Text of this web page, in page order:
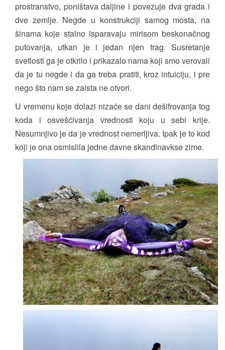
prostranstvo, poništava daljine i povezuje dva grada i
dve zemlje. Negde u konstrukciji samog mosta, na
šinama koje stalno isparavaju mirisom beskonačnog
putovanja, utkan je i jedan njen trag. Susretanje
svetlosti ga je otkrilo i prikazalo nama koji smo verovali
da je tu negde i da ga treba pratiti, kroz intuiciju, i pre
nego što nam se zaista ne otvori.
U vremenu koje dolazi nizaće se dani dešifrovanja tog
koda i osvešćivanja vrednosti koju u sebi krije.
Nesumnjivo je da je vrednost nemerljiva. Ipak je to kod
koji je ona osmislila jedne davne skandinavkse zime.